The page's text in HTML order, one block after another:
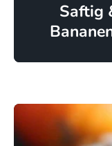
Saftig